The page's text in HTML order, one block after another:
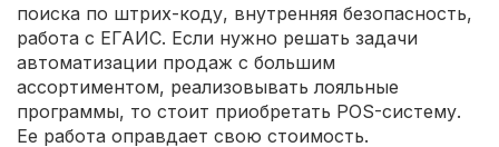
поиска по штрих-коду, внутренняя безопасность,
работа с ЕГАИС. Если нужно решать задачи
автоматизации продаж с большим
ассортиментом, реализовывать лояльные
программы, то стоит приобретать POS-систему.
Ее работа оправдает свою стоимость.